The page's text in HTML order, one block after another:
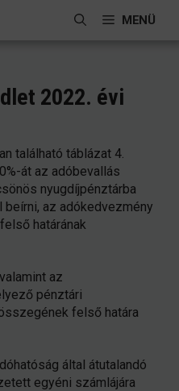
MENÜ
2022. évi
található táblázat 4.
át az adóbevallás
nyugdíjpénztárba
az adókedvezmény
határának
az
pénztári
felső határa
által átutalandó
egyéni számlájára